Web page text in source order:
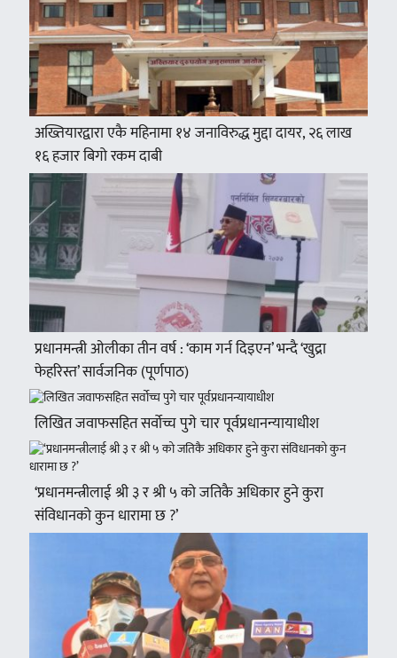
अख्तियारद्वारा एकै महिनामा १४ जनाविरुद्ध मुद्दा दायर, २६ लाख
१६ हजार बिगो रकम दाबी
प्रधानमन्त्री ओलीका तीन वर्ष : ‘काम गर्न दिइएन’ भन्दै ‘खुद्रा
फेहरिस्त’ सार्वजनिक (पूर्णपाठ)
लिखित जवाफसहित सर्वोच्च पुगे चार पूर्वप्रधानन्यायाधीश
‘प्रधानमन्त्रीलाई श्री ३ र श्री ५ को जतिकै अधिकार हुने कुरा
संविधानको कुन धारामा छ ?’